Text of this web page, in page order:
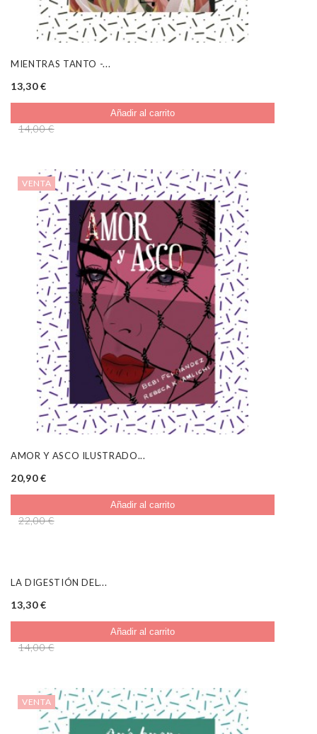
MIENTRAS TANTO -...
13,30 €
Añadir al carrito
14,00 €
VENTA
AMOR Y ASCO ILUSTRADO...
20,90 €
Añadir al carrito
22,00 €
LA DIGESTIÓN DEL...
13,30 €
Añadir al carrito
14,00 €
VENTA